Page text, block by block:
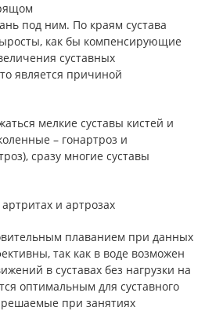
под ним. По краям сустава
как бы компенсирующие
суставных
является причиной
мелкие суставы кистей и
– гонартроз и
сразу многие суставы
и артрозах
плаванием при данных
так как в воде возможен
в суставах без нагрузки на
оптимальным для суставного
при занятиях